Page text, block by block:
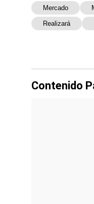
Mercado
Realizará
Contenido